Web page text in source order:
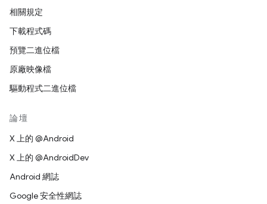
相關規定
下載程式碼
預覽二進位檔
原廠映像檔
驅動程式二進位檔
論壇
X 上的 @Android
X 上的 @AndroidDev
Android 網誌
Google 安全性網誌